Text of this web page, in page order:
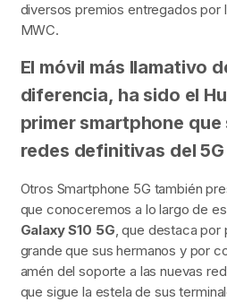
diversos premios entregados por
MWC.
El móvil más llamativo
diferencia, ha sido el
primer smartphone
redes definitivas del 5G
Otros Smartphone 5G también
que conoceremos a lo largo de
Galaxy S10 5G, que destaca por
grande que sus hermanos y por
amén del soporte a las nuevas
que sigue la estela de sus